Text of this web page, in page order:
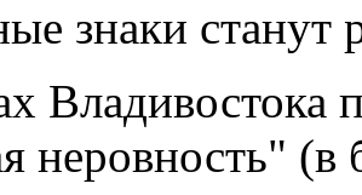
Владивостока
неровность"